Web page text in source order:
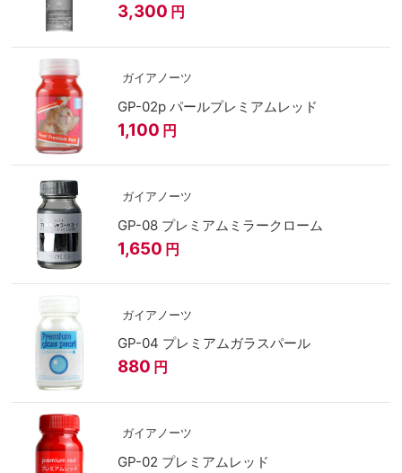
3,300 円
ガイアノーツ
GP-02p パールプレミアムレッド
1,100 円
ガイアノーツ
GP-08 プレミアムミラークローム
1,650 円
ガイアノーツ
GP-04 プレミアムガラスパール
880 円
ガイアノーツ
GP-02 プレミアムレッド